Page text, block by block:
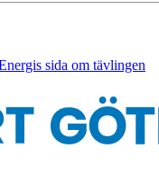
sida om tävlingen